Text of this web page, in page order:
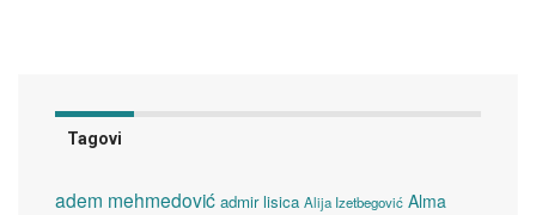
Tagovi
adem mehmedović admir lisica Alija Izetbegović Alma